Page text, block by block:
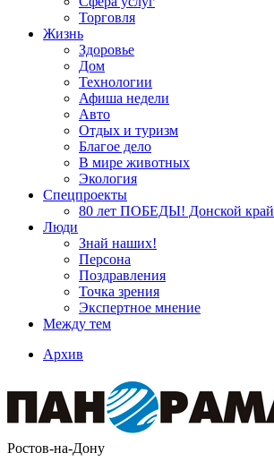
Торговля
Жизнь
Здоровье
Дом
Технологии
Афиша недели
Авто
Отдых и туризм
Благое дело
В мире животных
Экология
Спецпроекты
80 лет ПОБЕДЫ! Донской край
Люди
Знай наших!
Персона
Поздравления
Точка зрения
Экспертное мнение
Между тем
Архив
Ростов-на-Дону